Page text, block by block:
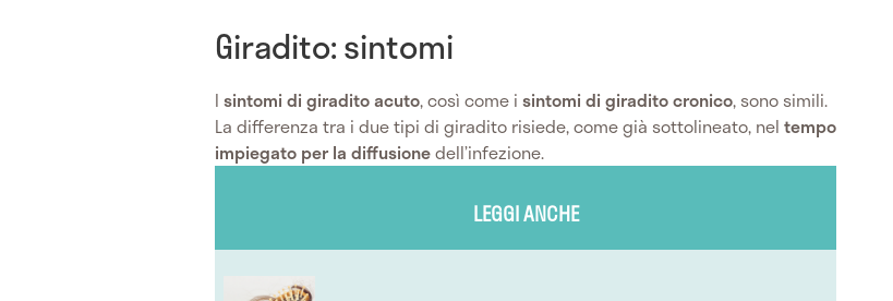
Giradito: sintomi
I sintomi di giradito acuto, così come i sintomi di giradito cronico, sono simili.
La differenza tra i due tipi di giradito risiede, come già sottolineato, nel tempo
impiegato per la diffusionedell’infezione.
LEGGI ANCHE